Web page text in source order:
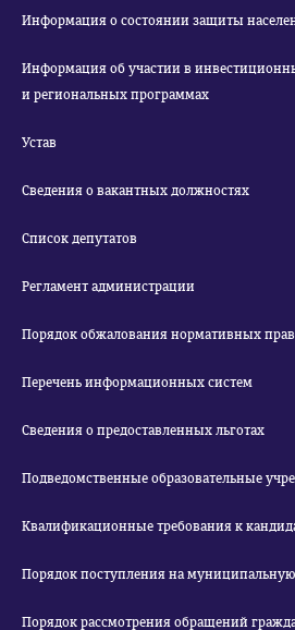
Информация о состоянии защиты
Информация об участии в
и региональных программах
Устав
Сведения о вакантных должностях
Список депутатов
Регламент администрации
Порядок обжалования нормативных
Перечень информационных систем
Сведения о предоставленных льготах
Подведомственные образовательные
Квалификационные требования к
Порядок поступления на
Порядок рассмотрения обращений